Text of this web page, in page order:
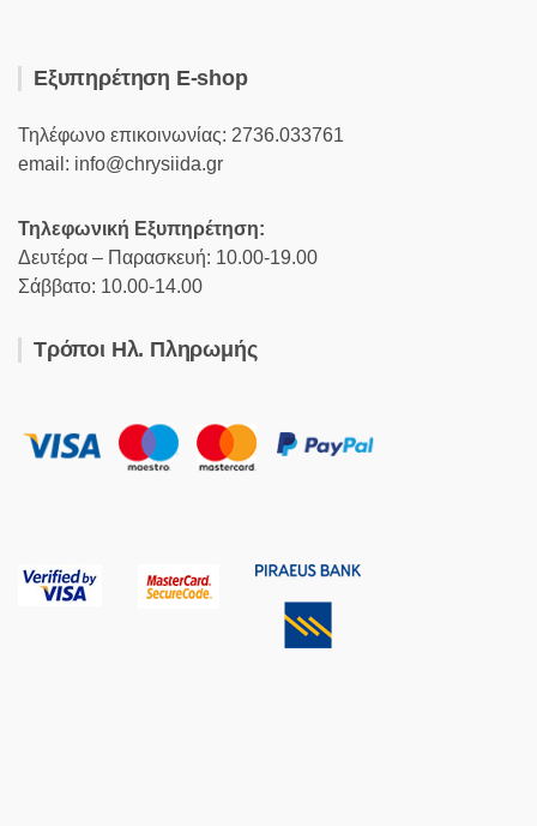
Εξυπηρέτηση E-shop
Τηλέφωνο επικοινωνίας: 2736.033761
email: info@chrysiida.gr
Τηλεφωνική Εξυπηρέτηση:
Δευτέρα – Παρασκευή: 10.00-19.00
Σάββατο: 10.00-14.00
Τρόποι Ηλ. Πληρωμής